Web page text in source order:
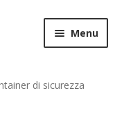
Menu
di sicurezza